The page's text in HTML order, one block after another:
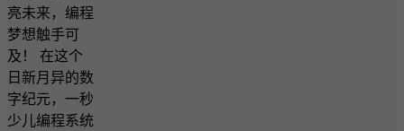
亮未来，编程
梦想触手可
及！ 在这个
日新月异的数
字纪元，一秒
少儿编程系统